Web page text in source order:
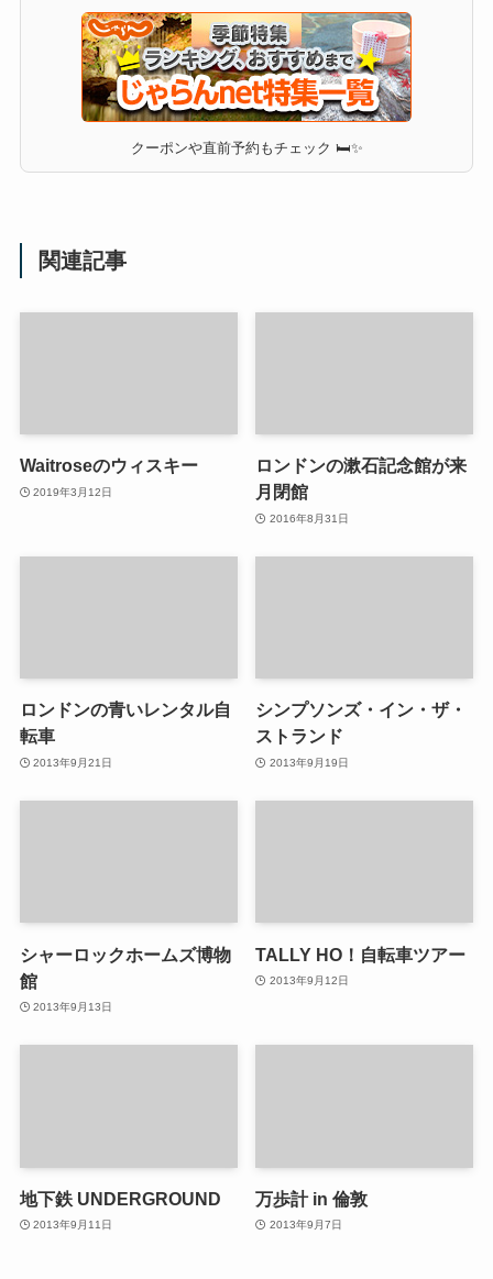
クーポンや直前予約もチェック 🛏✨
関連記事
Waitroseのウィスキー
2019年3月12日
ロンドンの漱石記念館が来
月閉館
2016年8月31日
ロンドンの青いレンタル自
転車
2013年9月21日
シンプソンズ・イン・ザ・
ストランド
2013年9月19日
シャーロックホームズ博物
館
2013年9月13日
TALLY HO！自転車ツアー
2013年9月12日
地下鉄 UNDERGROUND
2013年9月11日
万歩計 in 倫敦
2013年9月7日